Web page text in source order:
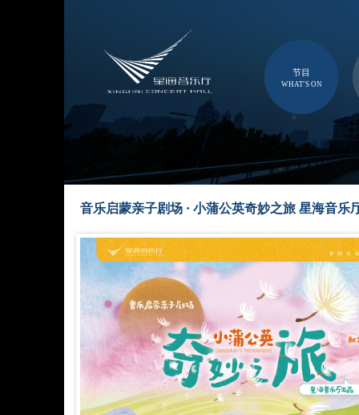
节目
WHAT'S ON
音乐启蒙亲子剧场 · 小蒲公英奇妙之旅 星海音乐